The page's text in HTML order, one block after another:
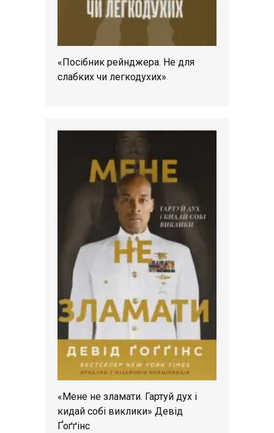
«Посібник рейнджера. Не для
слабких чи легкодухих»
«Мене не зламати. Гартуй дух і
кидай собі виклики» Девід
Ґоґґінс